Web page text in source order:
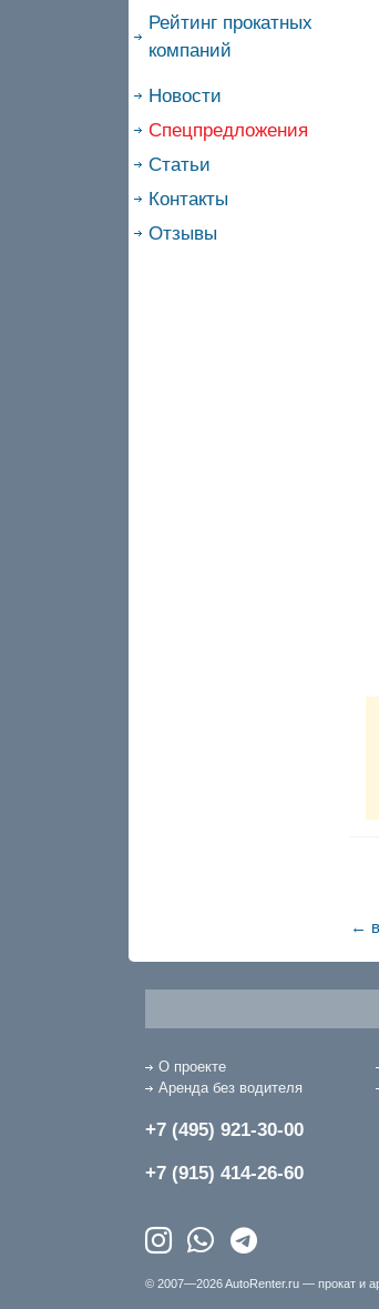
Рейтинг прокатных
компаний
Новости
Спецпредложения
Статьи
Контакты
Отзывы
←
О проекте
Аренда без водителя
+7 (495) 921-30-00
+7 (915) 414-26-60
© 2007—2026 AutoRenter.ru — прокат и